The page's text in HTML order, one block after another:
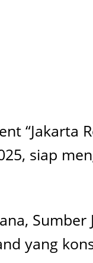
“Jakarta
siap
Sumber
yang